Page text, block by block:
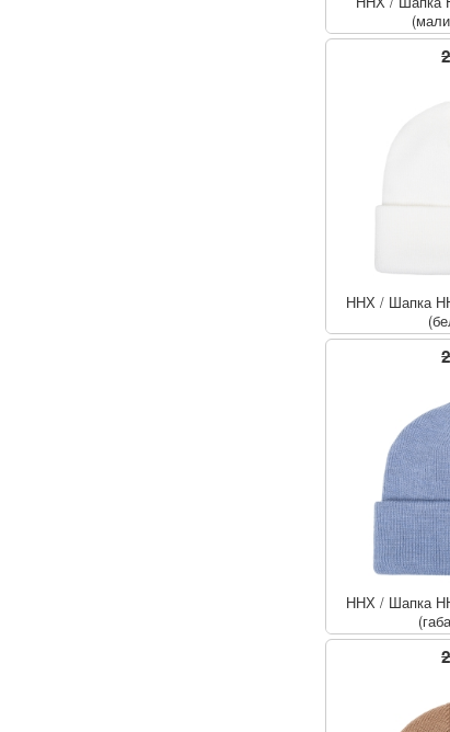
ННХ / Шапка
ННХ / Шапка